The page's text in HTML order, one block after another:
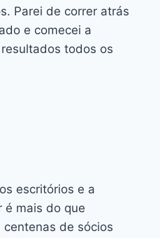
Parei de correr atrás
e comecei a
todos os
escritórios e a
é mais do que
de sócios